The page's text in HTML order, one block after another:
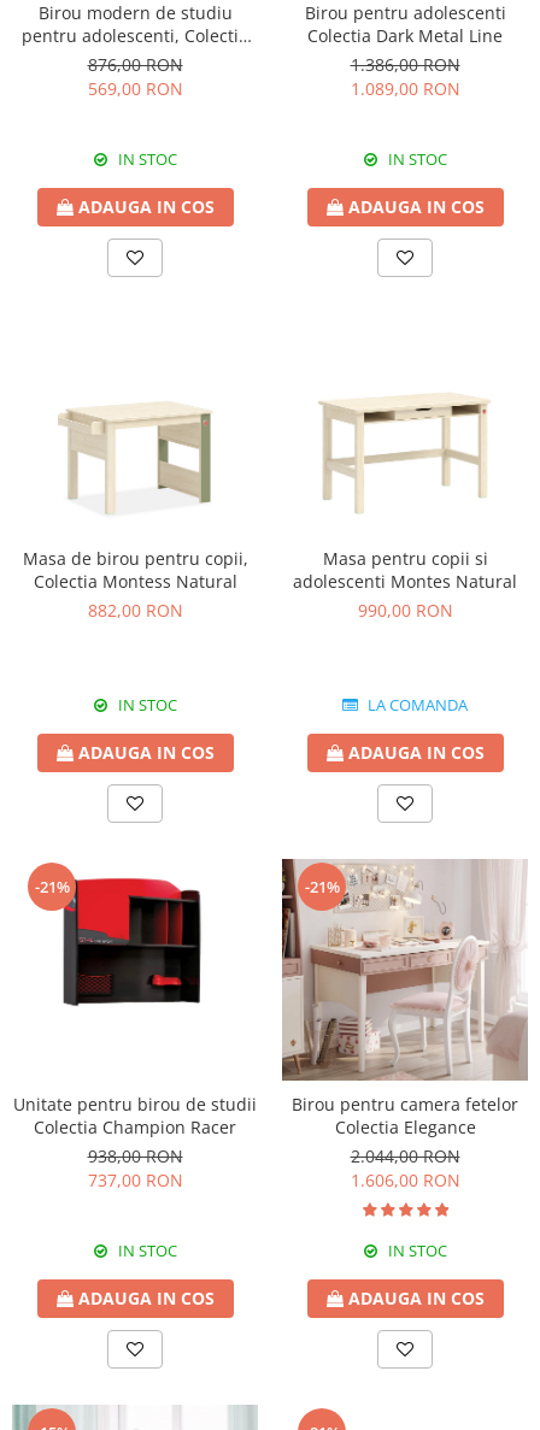
Birou modern de studiu
pentru adolescenti, Colectia
White
876,00 RON
569,00 RON
IN STOC
ADAUGA IN COS
Birou pentru adolescenti
Colectia Dark Metal Line
1.386,00 RON
1.089,00 RON
IN STOC
ADAUGA IN COS
Masa de birou pentru copii,
Colectia Montess Natural
882,00 RON
IN STOC
ADAUGA IN COS
Masa pentru copii si
adolescenti Montes Natural
990,00 RON
LA COMANDA
ADAUGA IN COS
-21%
Unitate pentru birou de studii
Colectia Champion Racer
938,00 RON
737,00 RON
IN STOC
ADAUGA IN COS
-21%
Birou pentru camera fetelor
Colectia Elegance
2.044,00 RON
1.606,00 RON
IN STOC
ADAUGA IN COS